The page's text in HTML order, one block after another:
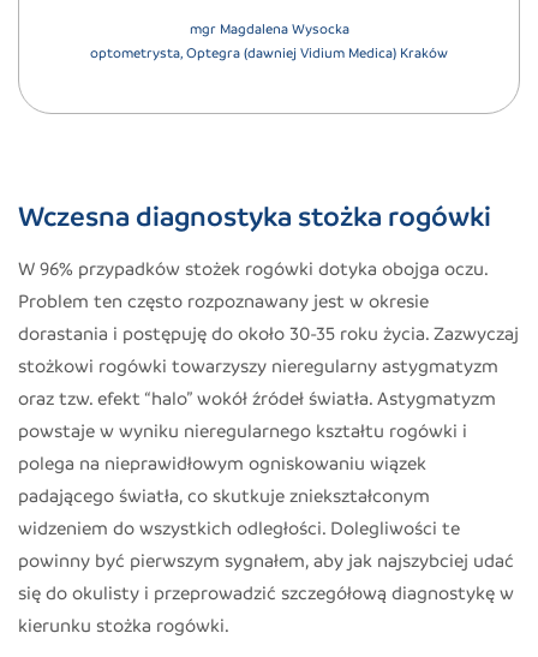
mgr Magdalena Wysocka
optometrysta, Optegra (dawniej Vidium Medica) Kraków
Wczesna diagnostyka stożka rogówki
W 96% przypadków stożek rogówki dotyka obojga oczu.
Problem ten często rozpoznawany jest w okresie
dorastania i postępuję do około 30-35 roku życia. Zazwyczaj
stożkowi rogówki towarzyszy nieregularny astygmatyzm
oraz tzw. efekt “halo” wokół źródeł światła. Astygmatyzm
powstaje w wyniku nieregularnego kształtu rogówki i
polega na nieprawidłowym ogniskowaniu wiązek
padającego światła, co skutkuje zniekształconym
widzeniem do wszystkich odległości. Dolegliwości te
powinny być pierwszym sygnałem, aby jak najszybciej udać
się do okulisty i przeprowadzić szczegółową diagnostykę w
kierunku stożka rogówki.